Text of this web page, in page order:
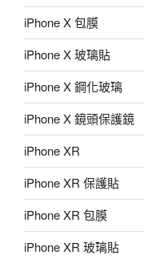
iPhone X 包膜
iPhone X 玻璃貼
iPhone X 鋼化玻璃
iPhone X 鏡頭保護鏡
iPhone XR
iPhone XR 保護貼
iPhone XR 包膜
iPhone XR 玻璃貼